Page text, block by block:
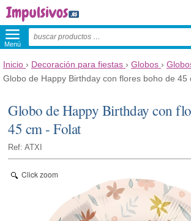
Menú
Inicio › Decoración para fiestas › Globos ›
Globo de Happy Birthday con flores boho de 45
Globo de Happy Birthday con
45 cm - Folat
Ref: ATXI
Click zoom